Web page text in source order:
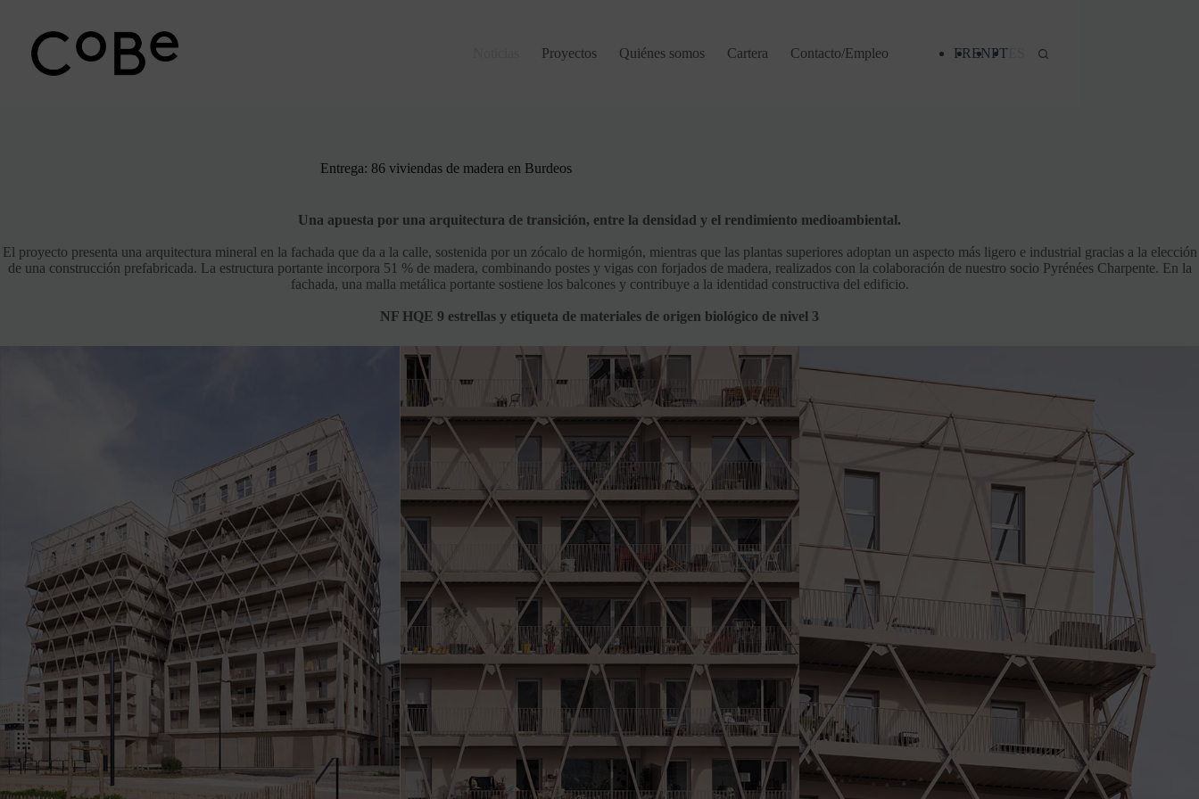
contenido
Proyectos Quiénes somos Cartera Contacto/Empleo FRENPTES
Entrega: 86 viviendas de madera en Burdeos
Una apuesta por una arquitectura de transición, entre la densidad y el rendimiento medioambiental.
El proyecto presenta una arquitectura mineral en la fachada que da a la calle, sostenida por un zócalo de hormigón, mientras que las plantas superiores adoptan un aspecto más ligero e industrial gracias a la elección
de una construcción prefabricada. La estructura portante incorpora 51 % de madera, combinando postes y vigas con forjados de madera, realizados con la colaboración de nuestro socio Pyrénées Charpente. En la
fachada, una malla metálica portante sostiene los balcones y contribuye a la identidad constructiva del edificio.
NF HQE 9 estrellas y etiqueta de materiales de origen biológico de nivel 3